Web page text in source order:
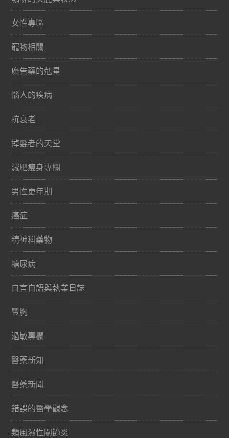
女性專區
寵物相關
廣告藥的剋星
惱人的疾病
抗衰老
掉髮者的天堂
減肥瘦身專欄
男性更年期
癌症
精神科藥物
糖尿病
自言自語與執業日誌
豐胸
過敏專欄
醫藥新知
醫藥新聞
錯誤的醫學觀念
類風濕性關節炎